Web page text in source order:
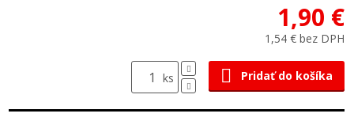
1,90 €
1,54 € bez DPH
ks Pridať do košíka